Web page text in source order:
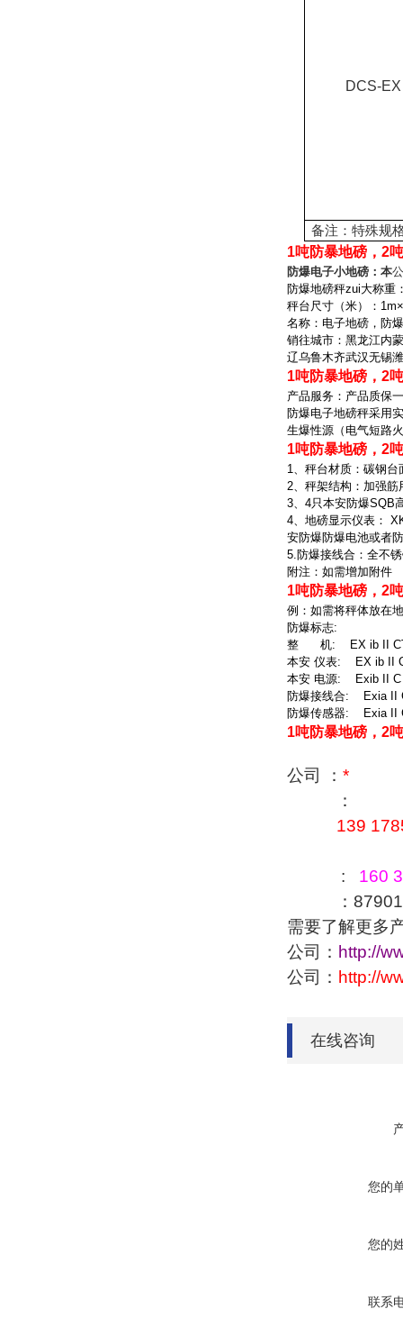
DCS-EX
备注：特殊规
1吨防暴地磅，2
防爆电子小地磅：本
防爆地磅秤zui大称重
秤台尺寸（米）：
名称：电子地磅，防
销往城市：黑龙江内
辽乌鲁木齐武汉无锡
1吨防暴地磅，2
产品服务：产品质保
防爆电子地磅秤采用
生爆性源（电气短路
1吨防暴地磅，2
1、秤台材质：碳钢
2、秤架结构：加强筋
3、 4只本安防爆SQB
4、地磅显示仪表：
安防爆防爆电池或者
5.防爆接线合：全不
附注：如需增加附件
1吨防暴地磅，2
例：如需将秤体放在
防爆标志:
整
机: EX ib II
本安 仪表: EX ib II
本安 电源: Exib II C
防爆接线合: Exia II
防爆传感器: Exia II
1吨防暴地磅，2
公司 ： *
：
139
: 160
：
需要了解更多
公司： http://
公司： http://
在线咨询
您的
您的
联系